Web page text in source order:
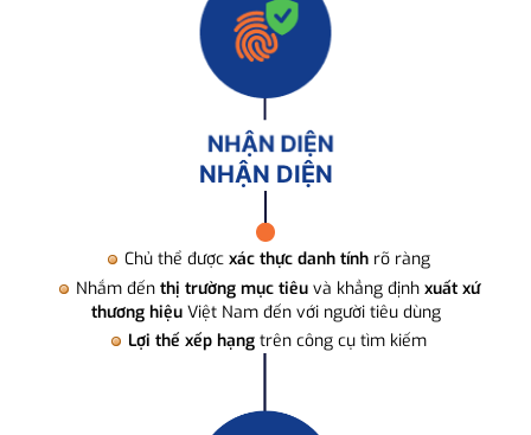
NHẬN DIỆN
Chủ thể được xác thực danh tính rõ ràng
Nhắm đến thị trường mục tiêuvà khẳng định xuất xứ
thương hiệuViệt Nam đến với người tiêu dùng
Lợi thế xếp hạng trên công cụ tìm kiếm